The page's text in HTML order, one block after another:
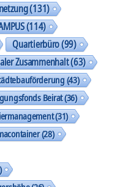
(131)
(114)
Quartierbüro(99)
Zusammenhalt(63)
(43)
Beirat(36)
(31)
(28)